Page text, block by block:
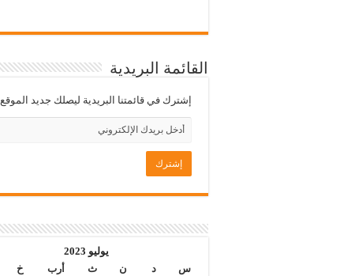
القائمة البريدية
إشترك في قائمتنا البريدية ليصلك جديد
يوليو 2023
س
د ن ث أرب خ